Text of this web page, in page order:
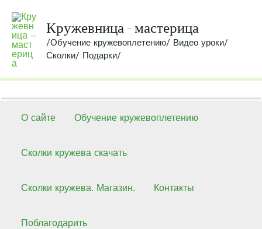
содержимомуКружевница - мастерица
/Обучение кружевоплетению/ Видео уроки/
Сколки/ Подарки/
О сайте Обучение кружевоплетению
Сколки кружева скачать
Сколки кружева. Магазин. Контакты
Поблагодарить